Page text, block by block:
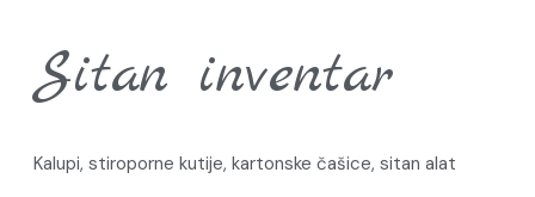
Sitan inventar
Kalupi, stiroporne kutije, kartonske čašice, sitan alat